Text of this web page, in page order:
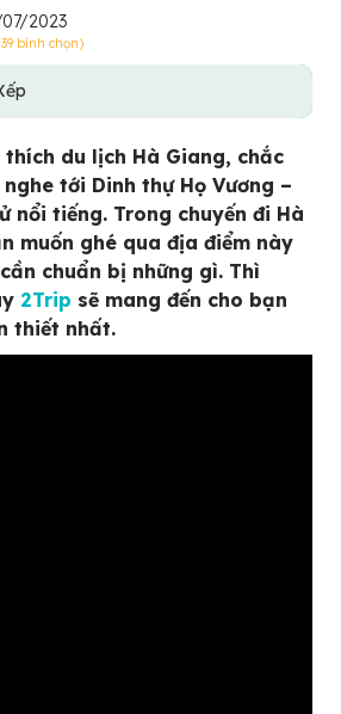
2023
bình chọn)
thích du lịch Hà Giang, chắc
tới Dinh thự Họ Vương –
nổi tiếng. Trong chuyến đi Hà
muốn ghé qua địa điểm này
chuẩn bị những gì. Thì
2Trip sẽ mang đến cho bạn
thiết nhất.